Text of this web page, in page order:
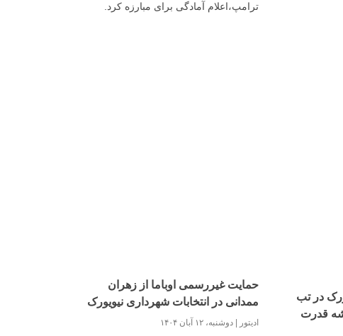
ترامپ،اعلام آمادگی برای مبارزه کرد.
در تب
قدرت
حمایت غیررسمی اوباما از زهران
ممدانی در انتخابات شهرداری نیویورک
ادیتور دوشنبه، ۱۲ آبان ۱۴۰۴